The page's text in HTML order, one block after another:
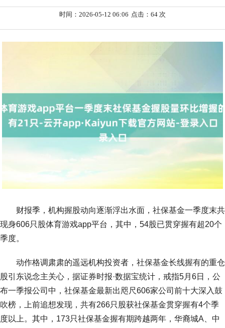
时间：2026-05-12 06:06 点击：64 次
财报季，机构握股动向逐渐浮出水面，社保基金一季度末共
现身606只股体育游戏app平台，其中，54股已贯穿握有超20个
季度。
动作格调肃肃的遥远机构投资者，社保基金长线握有的重仓
股引东说念主关心，据证券时报·数据宝统计，戒指5月6日，公
布一季报公司中，社保基金最新出咫尺606家公司前十大深入鼓
吹榜，上前追想发现，共有266只股获社保基金贯穿握有4个季
度以上。其中，173只社保基金握有期跨越两年，华裔城A、中